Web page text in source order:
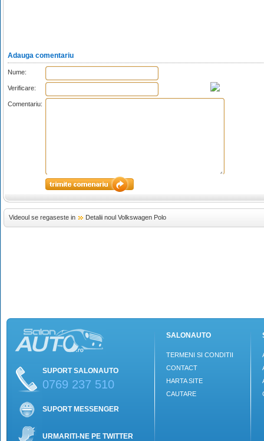
Adauga comentariu
Nume:
Verificare:
Comentariu:
Videoul se regaseste in Detalii noul Volkswagen Polo
SUPORT SALONAUTO
0769 237 510
SUPORT MESSENGER
URMARITI-NE PE TWITTER
SALONAUTO
TERMENI SI CONDITII
CONTACT
HARTA SITE
CAUTARE